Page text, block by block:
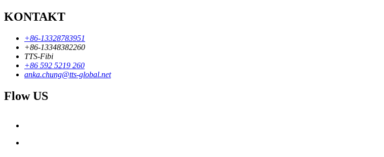
KONTAKT
+86-13328783951
+86-13348382260
TTS-Fibi
+86 592 5219 260
anka.chung@tts-global.net
Flow US